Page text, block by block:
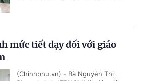
mức tiết dạy đối với giáo
(Chinhphu.vn) - Bà Nguyễn Thị